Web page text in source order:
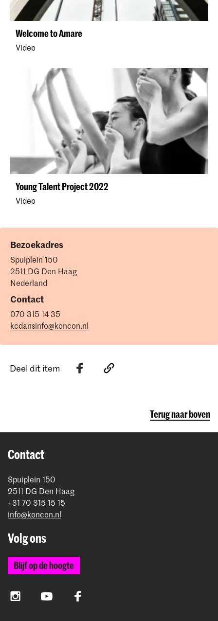
Welcome to Amare
Video
Young Talent Project 2022
Video
Bezoekadres
Spuiplein 150
2511 DG Den Haag
Nederland
Contact
070 315 14 35
kcdansinfo@koncon.nl
Deel dit item
Terug naar boven
Contact
Spuiplein 150
2511 DG Den Haag
+31 70 315 15 15
info@koncon.nl
Volg ons
Blijf op de hoogte
InstagramYouTube Facebook